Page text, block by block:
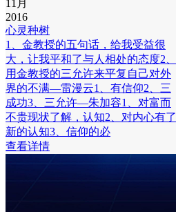
11月
2016
心灵种树
1、金教授的五句话，给我受益很
大，让我平和了与人相处的态度2、
用金教授的三允许来平复自己对外
界的不满—雷漫云1、有信仰2、三
成功3、三允许—朱加容1、对富而
不贵现状了解，认知2、对内心有了
新的认知3、信仰的必
查看详情